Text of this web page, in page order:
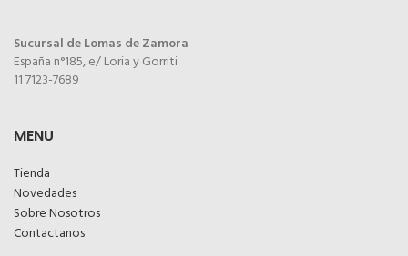
Sucursal de Lomas de Zamora
España n°185, e/ Loria y Gorriti
11 7123-7689
MENU
Tienda
Novedades
Sobre Nosotros
Contactanos